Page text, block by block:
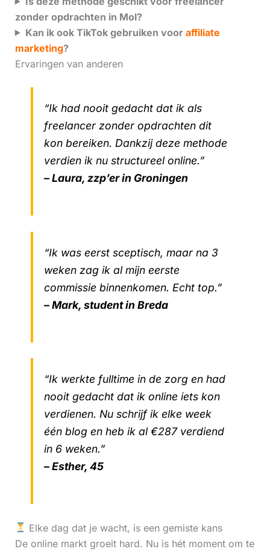
zonder opdrachten in Mol?
Kan ik ook TikTok gebruiken voor affiliate
marketing?
Ervaringen van anderen
“Ik had nooit gedacht dat ik als
freelancer zonder opdrachten dit
kon bereiken. Dankzij deze methode
verdien ik nu structureel online.”
– Laura, zzp’er in Groningen
“Ik was eerst sceptisch, maar na 3
weken zag ik al mijn eerste
commissie binnenkomen. Echt top.”
– Mark, student in Breda
“Ik werkte fulltime in de zorg en had
nooit gedacht dat ik online iets kon
verdienen. Nu schrijf ik elke week
één blog en heb ik al €287 verdiend
in 6 weken.”
– Esther, 45
Elke dag dat je wacht, is een gemiste kans
De online markt groeit hard. Nu is hét moment om te